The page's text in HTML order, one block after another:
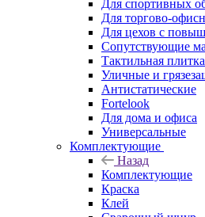
Для спортивных
Для торгово-
Для цехов с
Сопутствующие
Тактильная
Уличные и
Антистатические
Fortelook
Для дома и офиса
Универсальные
Комплектующие
Назад
Комплектующие
Краска
Клей